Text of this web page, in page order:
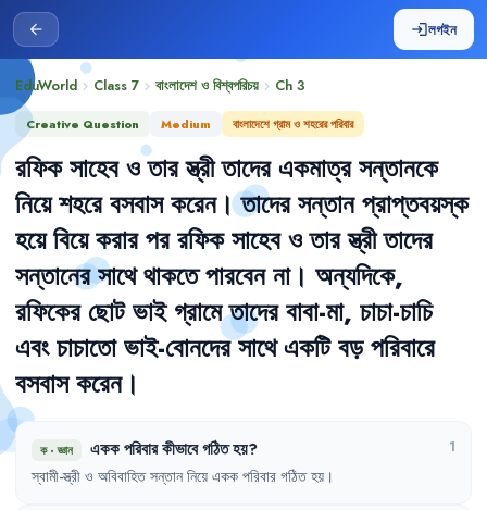
arrow_back loginলগইন
EduWorld chevron_right Class 7 chevron_right বাংলাদেশ ও বিশ্বপরিচয় chevron_right Ch 3
Creative Question Medium বাংলাদেশে গ্রাম ও শহরের পরিবার
রফিক সাহেব ও তার স্ত্রী তাদের একমাত্র সন্তানকে
নিয়ে শহরে বসবাস করেন। তাদের সন্তান প্রাপ্তবয়স্ক
হয়ে বিয়ে করার পর রফিক সাহেব ও তার স্ত্রী তাদের
সন্তানের সাথে থাকতে পারবেন না। অন্যদিকে,
রফিকের ছোট ভাই গ্রামে তাদের বাবা-মা, চাচা-চাচি
এবং চাচাতো ভাই-বোনদের সাথে একটি বড় পরিবারে
বসবাস করেন।
ক·জ্ঞান এককপরিবারকীভাবেগঠিতহয়? 1
স্বামী-স্ত্রী ও অবিবাহিত সন্তান নিয়ে একক পরিবার গঠিত হয় ।